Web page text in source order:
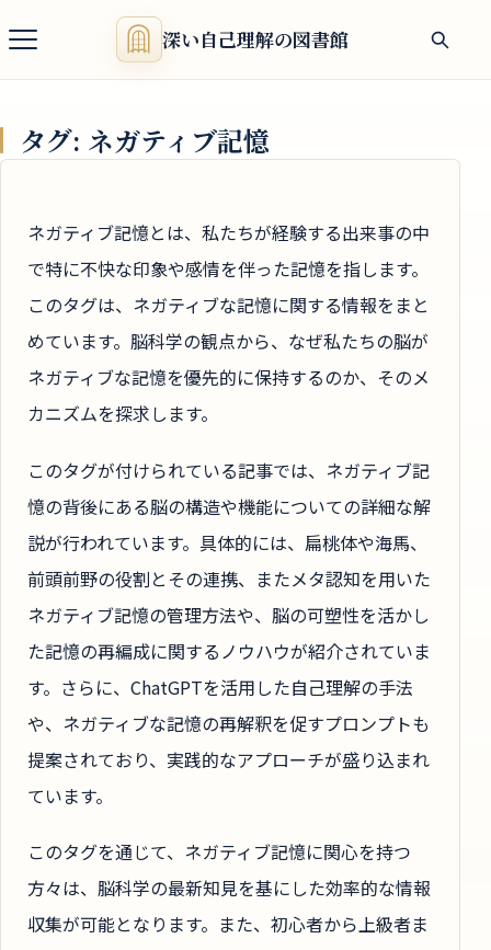
深い自己理解の図書館
タグ: ネガティブ記憶
ネガティブ記憶とは、私たちが経験する出来事の中
で特に不快な印象や感情を伴った記憶を指します。
このタグは、ネガティブな記憶に関する情報をまと
めています。脳科学の観点から、なぜ私たちの脳が
ネガティブな記憶を優先的に保持するのか、そのメ
カニズムを探求します。
このタグが付けられている記事では、ネガティブ記
憶の背後にある脳の構造や機能についての詳細な解
説が行われています。具体的には、扁桃体や海馬、
前頭前野の役割とその連携、またメタ認知を用いた
ネガティブ記憶の管理方法や、脳の可塑性を活かし
た記憶の再編成に関するノウハウが紹介されていま
す。さらに、ChatGPTを活用した自己理解の手法
や、ネガティブな記憶の再解釈を促すプロンプトも
提案されており、実践的なアプローチが盛り込まれ
ています。
このタグを通じて、ネガティブ記憶に関心を持つ
方々は、脳科学の最新知見を基にした効率的な情報
収集が可能となります。また、初心者から上級者ま